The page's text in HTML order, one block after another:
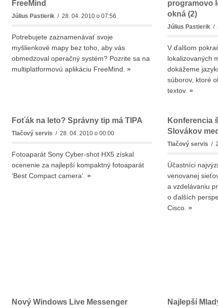
FreeMind
Július Pastierik / 28. 04. 2010 o 07:56
Potrebujete zaznamenávať svoje
myšlienkové mapy bez toho, aby vás
obmedzoval operačný systém? Pozrite sa na
multiplatformovú aplikáciu FreeMind. »
programovo
okná (2)
Július Pastierik/
V ďalšom
lokalizovaných
dokážeme
súborov, ktoré
textov. »
Foťák na leto? Správny tip má TIPA
Tlačový servis / 28. 04. 2010 o 00:00
Fotoaparát Sony Cyber-shot HX5 získal
ocenenie za najlepší kompaktný fotoaparát
‘Best Compact camera’. »
Konferencia
Slovákov
Tlačový servis /
Účastníci
venovanej
a vzdelávaniu
o ďalších
Cisco. »
Nový Windows Live Messenger
Najlepší